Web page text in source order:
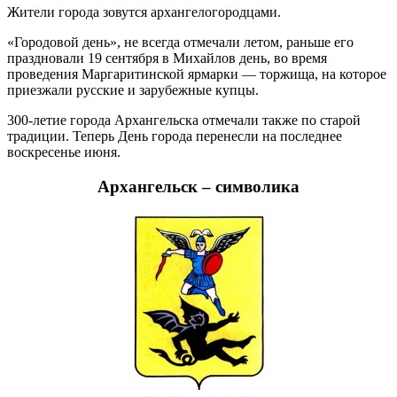
Жители города зовутся архангелогородцами.
«Городовой день», не всегда отмечали летом, раньше его
праздновали 19 сентября в Михайлов день, во время
проведения Маргаритинской ярмарки — торжища, на которое
приезжали русские и зарубежные купцы.
300-летие города Архангельска отмечали также по старой
традиции. Теперь День города перенесли на последнее
воскресенье июня.
Архангельск – cимволика